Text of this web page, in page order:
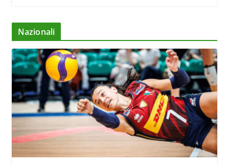
Nazionali